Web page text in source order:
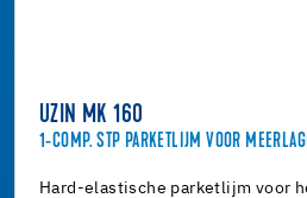
UZIN MK 160
1-COMP. STP PARKETLIJM VOOR
Hard-elastische parketlijm voor